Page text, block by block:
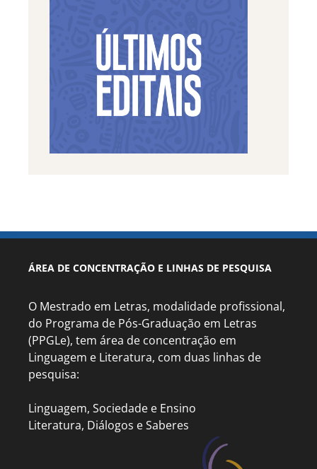
ÁREA DE CONCENTRAÇÃO E LINHAS DE PESQUISA
O Mestrado em Letras, modalidade profissional,
do Programa de Pós-Graduação em Letras
(PPGLe), tem área de concentração em
Linguagem e Literatura, com duas linhas de
pesquisa:
Linguagem, Sociedade e Ensino
Literatura, Diálogos e Saberes